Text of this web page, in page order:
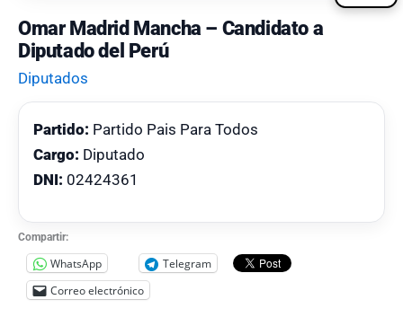
Omar Madrid Mancha – Candidato a
Diputado del Perú
Diputados
Partido: Partido Pais Para Todos
Cargo: Diputado
DNI: 02424361
Compartir:
WhatsApp
Telegram
Correo electrónico